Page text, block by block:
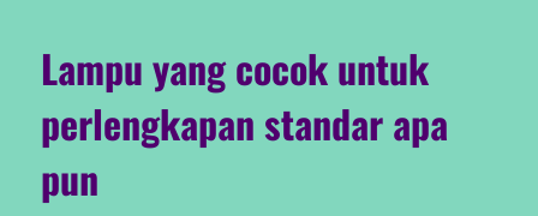
Lampu yang cocok untuk
perlengkapan standar apa
pun